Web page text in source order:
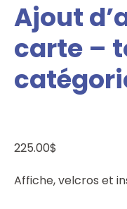
Ajout
carte –
225.00$
Affiche, velcros et